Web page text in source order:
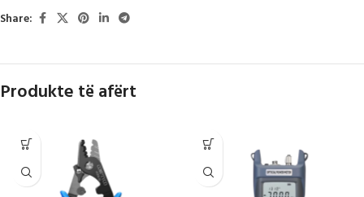
Share:
Produkte të afërt